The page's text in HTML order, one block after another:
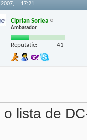
17:21
Ciprian Sorlea
Ambasador
Reputatie: 41
o lista de